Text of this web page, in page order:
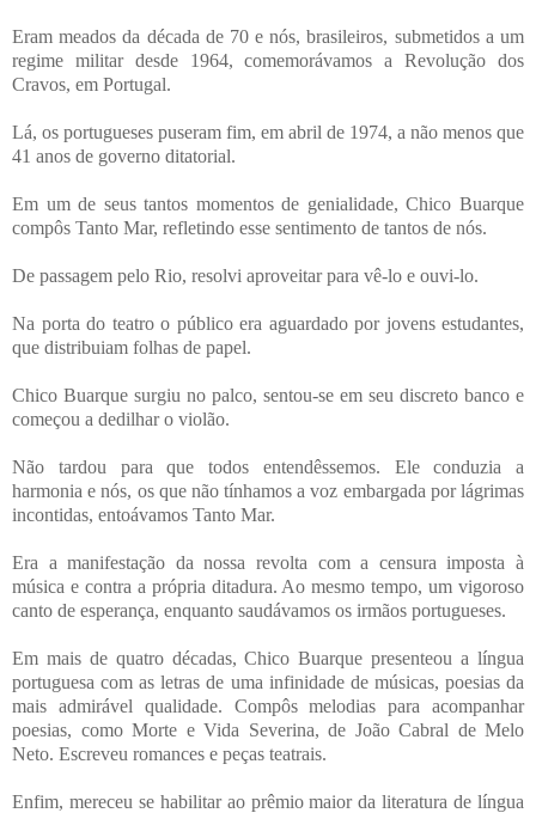
Eram meados da década de 70 e nós, brasileiros, submetidos a um
regime militar desde 1964, comemorávamos a Revolução dos
Cravos, em Portugal.
Lá, os portugueses puseram fim, em abril de 1974, a não menos que
41 anos de governo ditatorial.
Em um de seus tantos momentos de genialidade, Chico Buarque
compôs Tanto Mar, refletindo esse sentimento de tantos de nós.
De passagem pelo Rio, resolvi aproveitar para vê-lo e ouvi-lo.
Na porta do teatro o público era aguardado por jovens estudantes,
que distribuiam folhas de papel.
Chico Buarque surgiu no palco, sentou-se em seu discreto banco e
começou a dedilhar o violão.
Não tardou para que todos entendêssemos. Ele conduzia a
harmonia e nós, os que não tínhamos a voz embargada por lágrimas
incontidas, entoávamos Tanto Mar.
Era a manifestação da nossa revolta com a censura imposta à
música e contra a própria ditadura. Ao mesmo tempo, um vigoroso
canto de esperança, enquanto saudávamos os irmãos portugueses.
Em mais de quatro décadas, Chico Buarque presenteou a língua
portuguesa com as letras de uma infinidade de músicas, poesias da
mais admirável qualidade. Compôs melodias para acompanhar
poesias, como Morte e Vida Severina, de João Cabral de Melo
Neto. Escreveu romances e peças teatrais.
Enfim, mereceu se habilitar ao prêmio maior da literatura de língua